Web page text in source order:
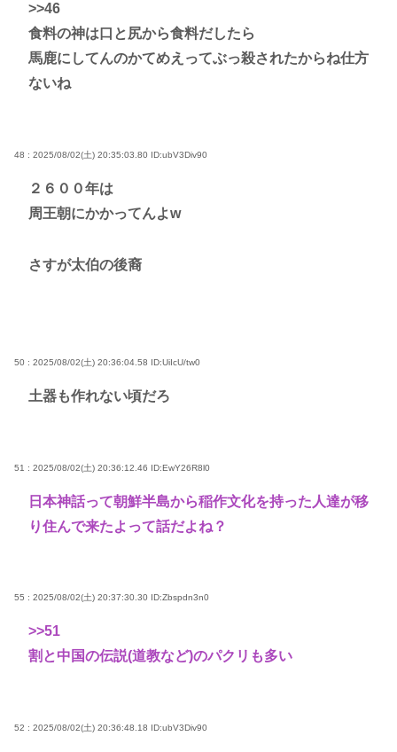
>>46
食料の神は口と尻から食料だしたら
馬鹿にしてんのかてめえってぶっ殺されたからね仕方
ないね
48 : 2025/08/02(土) 20:35:03.80 ID:ubV3Div90
２６００年は
周王朝にかかってんよw
さすが太伯の後裔
50 : 2025/08/02(土) 20:36:04.58 ID:UiIcU/tw0
土器も作れない頃だろ
51 : 2025/08/02(土) 20:36:12.46 ID:EwY26R8l0
日本神話って朝鮮半島から稲作文化を持った人達が移
り住んで来たよって話だよね？
55 : 2025/08/02(土) 20:37:30.30 ID:Zbspdn3n0
>>51
割と中国の伝説(道教など)のパクリも多い
52 : 2025/08/02(土) 20:36:48.18 ID:ubV3Div90